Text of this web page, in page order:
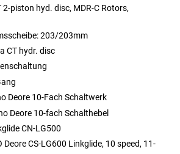
2-piston hyd. disc, MDR-C Rotors,
203/203mm
CT hydr. disc
Deore 10-Fach Schaltwerk
Deore 10-fach Schalthebel
CN-LG500
Deore CS-LG600 Linkglide, 10 speed, 11-